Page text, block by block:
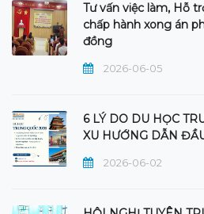
Tư vấn việc làm, Hỗ
chấp hành xong án
đồng
2026-06-05
6 LÝ DO DU HỌC
XU HƯỚNG DẪN
2026-06-02